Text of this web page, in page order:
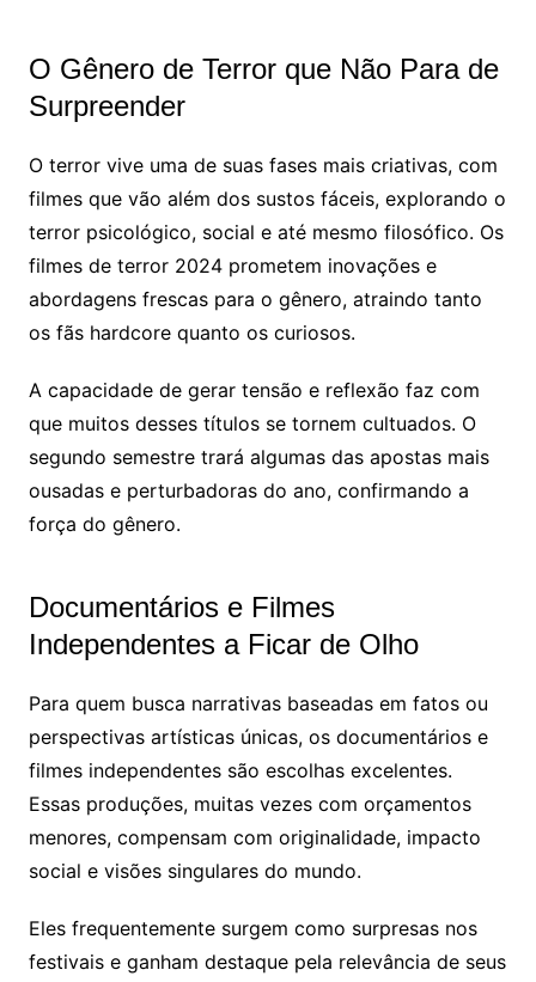
O Gênero de Terror que Não Para de
Surpreender
O terror vive uma de suas fases mais criativas, com
filmes que vão além dos sustos fáceis, explorando o
terror psicológico, social e até mesmo filosófico. Os
filmes de terror 2024 prometem inovações e
abordagens frescas para o gênero, atraindo tanto
os fãs hardcore quanto os curiosos.
A capacidade de gerar tensão e reflexão faz com
que muitos desses títulos se tornem cultuados. O
segundo semestre trará algumas das apostas mais
ousadas e perturbadoras do ano, confirmando a
força do gênero.
Documentários e Filmes
Independentes a Ficar de Olho
Para quem busca narrativas baseadas em fatos ou
perspectivas artísticas únicas, os documentários e
filmes independentes são escolhas excelentes.
Essas produções, muitas vezes com orçamentos
menores, compensam com originalidade, impacto
social e visões singulares do mundo.
Eles frequentemente surgem como surpresas nos
festivais e ganham destaque pela relevância de seus